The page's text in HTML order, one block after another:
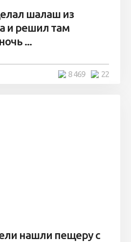
шалаш из
и решил там
...
22
8 469
нашли пещеру с